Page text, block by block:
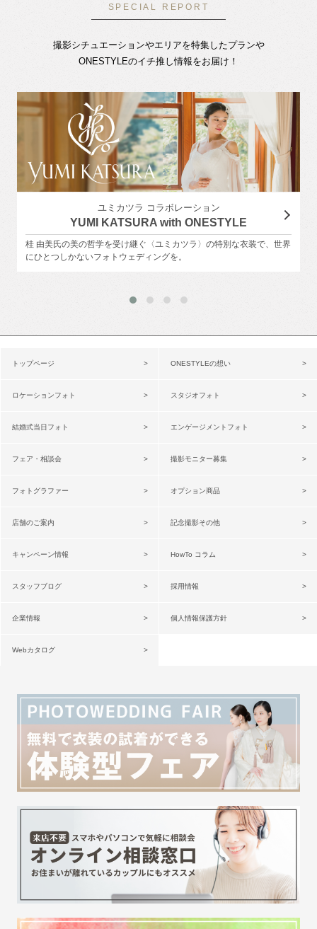
SPECIAL REPORT
撮影シチュエーションやエリアを特集したプランや
ONESTYLEのイチ推し情報をお届け！
ユミカツラ コラボレーション
YUMI KATSURA with ONESTYLE
桂 由美氏の美の哲学を受け継ぐ〈ユミカツラ〉の特別な衣装で、世界
にひとつしかないフォトウェディングを。
トップページ ONESTYLEの想い
ロケーションフォト スタジオフォト
結婚式当日フォト エンゲージメントフォト
フェア・相談会 撮影モニター募集
フォトグラファー オプション商品
店舗のご案内 記念撮影その他
キャンペーン情報 HowTo コラム
スタッフブログ 採用情報
企業情報 個人情報保護方針
Webカタログ